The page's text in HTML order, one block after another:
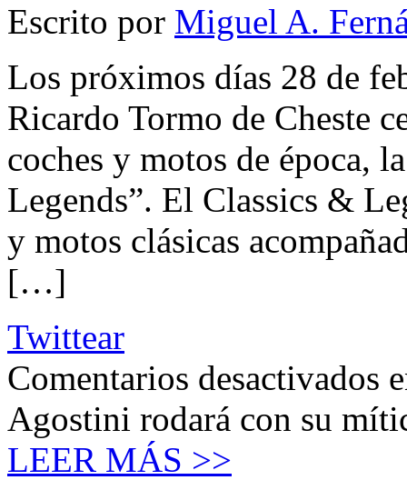
Escrito por Miguel A.
Los próximos días 28 de
Ricardo Tormo de Cheste
coches y motos de época,
Legends”. El Classics &
y motos clásicas
[…]
Twittear
Comentarios desactivados
Agostini rodará con su
LEER MÁS >>